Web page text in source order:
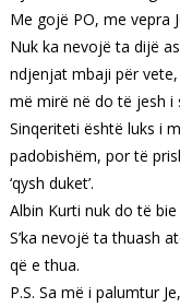
Me gojë PO, me vepra
Nuk ka nevojë ta dijë
ndjenjat mbaji për
më mirë në do të jesh i
Sinqeriteti është luks i
padobishëm, por të
‘qysh duket’.
Albin Kurti nuk do të
S’ka nevojë ta thuash
që e thua.
P.S. Sa më i palumtur